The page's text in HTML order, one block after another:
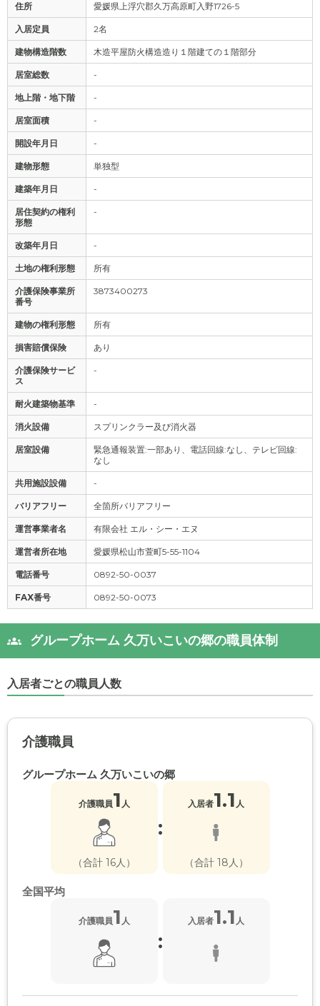
住所 愛媛県上浮穴郡久万高原町入野1726-5
入居定員 2名
建物構造階数 木造平屋防火構造造り１階建ての１階部分
居室総数 -
地上階・地下階 -
居室面積 -
開設年月日 -
建物形態 単独型
建築年月日 -
居住契約の権利
形態
-
改築年月日 -
土地の権利形態 所有
介護保険事業所
番号
3873400273
建物の権利形態 所有
損害賠償保険 あり
介護保険サービ
ス
-
耐火建築物基準 -
消火設備 スプリンクラー及び消火器
居室設備
緊急通報装置:一部あり、電話回線:なし、テレビ回線:
なし
共用施設設備 -
バリアフリー 全箇所バリアフリー
運営事業者名 有限会社 エル・シー・エヌ
運営者所在地 愛媛県松山市萱町5-55-1104
電話番号 0892-50-0037
FAX番号 0892-50-0073
グループホーム 久万いこいの郷の職員体制
入居者ごとの職員人数
介護職員
グループホーム 久万いこいの郷
介護職員1 人
（合計 16人）
:
入居者1.1 人
（合計 18人）
全国平均
介護職員1 人
:
入居者1.1 人